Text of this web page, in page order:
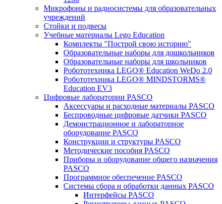
Микрофоны и радиосистемы для образовательных
учреждений
Стойки и подвесы
Учебные материалы Lego Education
Комплекты "Построй свою историю"
Образовательные наборы для дошкольников
Образовательные наборы для школьников
Робототехника LEGO® Education WeDo 2.0
Робототехника LEGO® MINDSTORMS®
Education EV3
Цифровые лаборатории PASCO
Аксессуары и расходные материалы PASCO
Беспроводные цифровые датчики PASCO
Демонстрационное и лабораторное
оборудование PASCO
Конструкции и структуры PASCO
Методические пособия PASCO
Приборы и оборудование общего назначения
PASCO
Программное обеспечение PASCO
Системы сбора и обработки данных PASCO
Интерфейсы PASCO